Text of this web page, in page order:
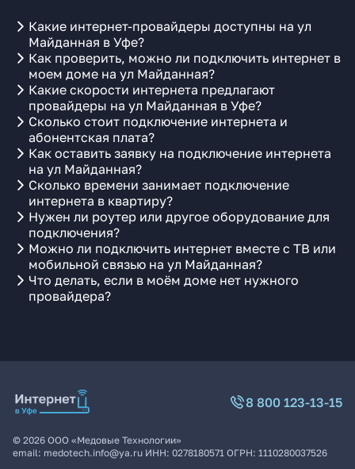
Какие интернет-провайдеры доступны на ул
Майданная в Уфе?
Как проверить, можно ли подключить интернет в
моем доме на ул Майданная?
Какие скорости интернета предлагают
провайдеры на ул Майданная в Уфе?
Сколько стоит подключение интернета и
абонентская плата?
Как оставить заявку на подключение интернета
на ул Майданная?
Сколько времени занимает подключение
интернета в квартиру?
Нужен ли роутер или другое оборудование для
подключения?
Можно ли подключить интернет вместе с ТВ или
мобильной связью на ул Майданная?
Что делать, если в моём доме нет нужного
провайдера?
8 800 123-13-15
© 2026 ООО «Медовые Технологии»
email: medotech.info@ya.ru ИНН: 0278180571 ОГРН: 1110280037526